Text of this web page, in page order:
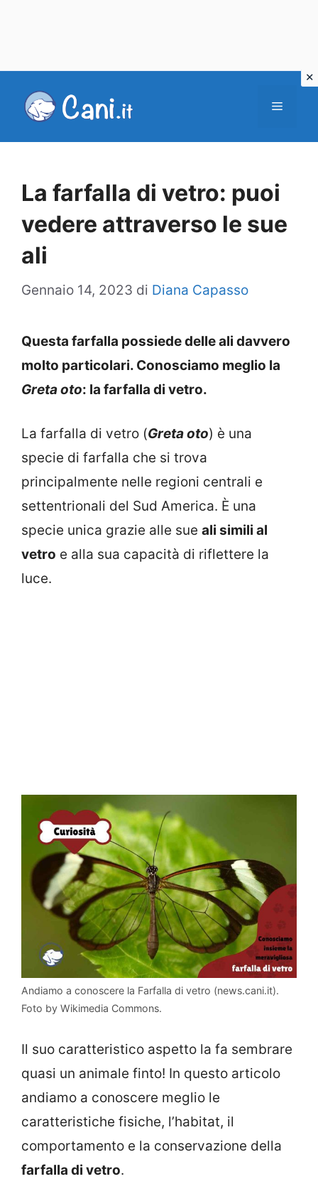
Menu
La farfalla di vetro: puoi
vedere attraverso le sue
ali
Gennaio 14, 2023 di Diana Capasso
Questa farfalla possiede delle ali davvero
molto particolari. Conosciamo meglio la
Greta oto: la farfalla di vetro.
La farfalla di vetro (Greta oto) è una
specie di farfalla che si trova
principalmente nelle regioni centrali e
settentrionali del Sud America. È una
specie unica grazie alle sue ali simili al
vetro e alla sua capacità di riflettere la
luce.
Andiamo a conoscere la Farfalla di vetro (news.cani.it).
Foto by Wikimedia Commons.
Il suo caratteristico aspetto la fa sembrare
quasi un animale finto! In questo articolo
andiamo a conoscere meglio le
caratteristiche fisiche, l’habitat, il
comportamento e la conservazione della
farfalla di vetro.